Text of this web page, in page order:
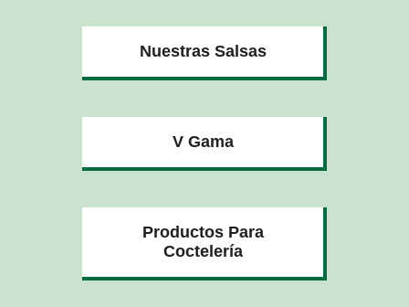
Nuestras Salsas
V Gama
Productos Para
Coctelería